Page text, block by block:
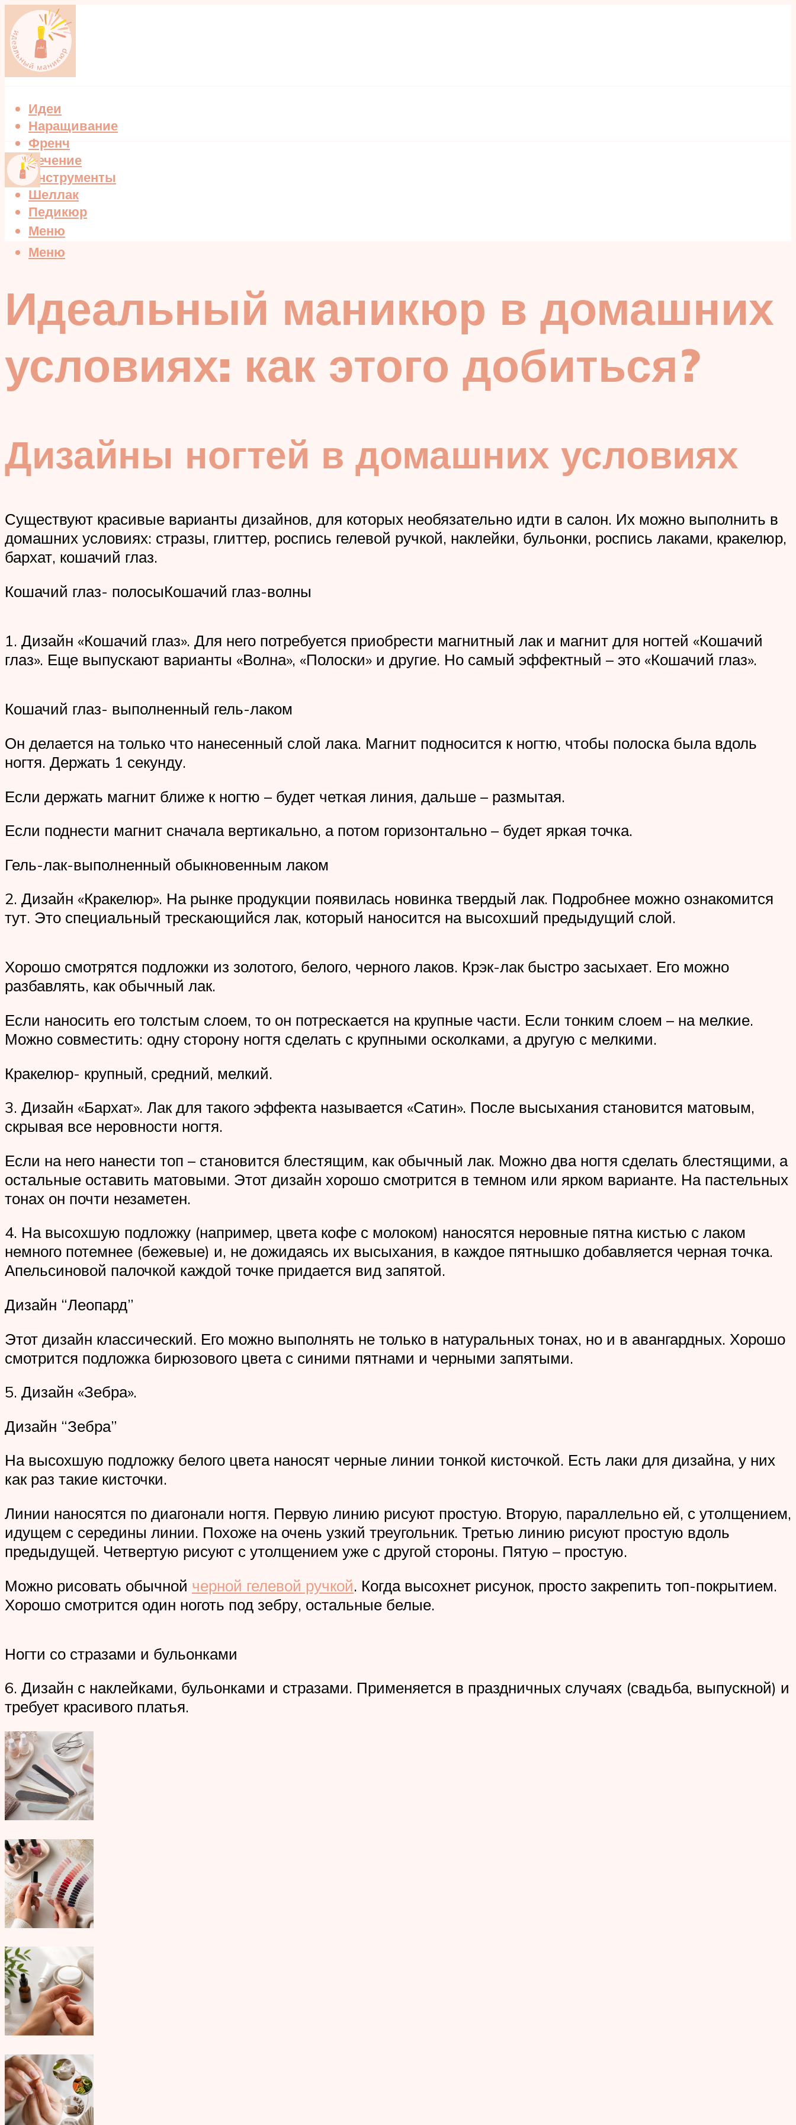
Идеи
Наращивание
Френч
Лечение
Инструменты
Шеллак
Педикюр
Меню
Меню
Идеальный маникюр в домашних
условиях: как этого добиться?
Дизайны ногтей в домашних условиях
Существуют красивые варианты дизайнов, для которых необязательно идти в салон. Их можно выполнить в
домашних условиях: стразы, глиттер, роспись гелевой ручкой, наклейки, бульонки, роспись лаками, кракелюр,
бархат, кошачий глаз.
Кошачий глаз- полосыКошачий глаз-волны
1. Дизайн «Кошачий глаз». Для него потребуется приобрести магнитный лак и магнит для ногтей «Кошачий
глаз». Еще выпускают варианты «Волна», «Полоски» и другие. Но самый эффектный – это «Кошачий глаз».
Кошачий глаз- выполненный гель-лаком
Он делается на только что нанесенный слой лака. Магнит подносится к ногтю, чтобы полоска была вдоль
ногтя. Держать 1 секунду.
Если держать магнит ближе к ногтю – будет четкая линия, дальше – размытая.
Если поднести магнит сначала вертикально, а потом горизонтально – будет яркая точка.
Гель-лак-выполненный обыкновенным лаком
2. Дизайн «Кракелюр». На рынке продукции появилась новинка твердый лак. Подробнее можно ознакомится
тут. Это специальный трескающийся лак, который наносится на высохший предыдущий слой.
Хорошо смотрятся подложки из золотого, белого, черного лаков. Крэк-лак быстро засыхает. Его можно
разбавлять, как обычный лак.
Если наносить его толстым слоем, то он потрескается на крупные части. Если тонким слоем – на мелкие.
Можно совместить: одну сторону ногтя сделать с крупными осколками, а другую с мелкими.
Кракелюр- крупный, средний, мелкий.
3. Дизайн «Бархат». Лак для такого эффекта называется «Сатин». После высыхания становится матовым,
скрывая все неровности ногтя.
Если на него нанести топ – становится блестящим, как обычный лак. Можно два ногтя сделать блестящими, а
остальные оставить матовыми. Этот дизайн хорошо смотрится в темном или ярком варианте. На пастельных
тонах он почти незаметен.
4. На высохшую подложку (например, цвета кофе с молоком) наносятся неровные пятна кистью с лаком
немного потемнее (бежевые) и, не дожидаясь их высыхания, в каждое пятнышко добавляется черная точка.
Апельсиновой палочкой каждой точке придается вид запятой.
Дизайн “Леопард”
Этот дизайн классический. Его можно выполнять не только в натуральных тонах, но и в авангардных. Хорошо
смотрится подложка бирюзового цвета с синими пятнами и черными запятыми.
5. Дизайн «Зебра».
Дизайн “Зебра”
На высохшую подложку белого цвета наносят черные линии тонкой кисточкой. Есть лаки для дизайна, у них
как раз такие кисточки.
Линии наносятся по диагонали ногтя. Первую линию рисуют простую. Вторую, параллельно ей, с утолщением,
идущем с середины линии. Похоже на очень узкий треугольник. Третью линию рисуют простую вдоль
предыдущей. Четвертую рисуют с утолщением уже с другой стороны. Пятую – простую.
Можно рисовать обычной черной гелевой ручкой. Когда высохнет рисунок, просто закрепить топ-покрытием.
Хорошо смотрится один ноготь под зебру, остальные белые.
Ногти со стразами и бульонками
6. Дизайн с наклейками, бульонками и стразами. Применяется в праздничных случаях (свадьба, выпускной) и
требует красивого платья.